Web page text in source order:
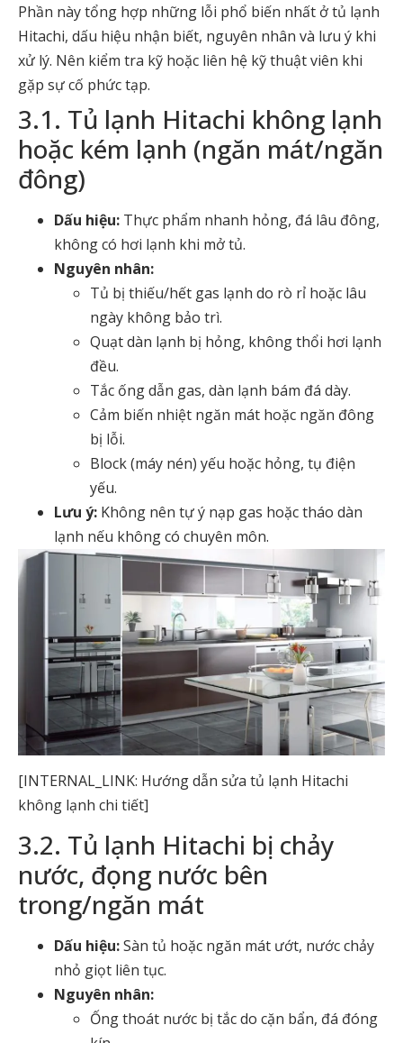
Phần này tổng hợp những lỗi phổ biến nhất ở tủ lạnh
Hitachi, dấu hiệu nhận biết, nguyên nhân và lưu ý khi
xử lý. Nên kiểm tra kỹ hoặc liên hệ kỹ thuật viên khi
gặp sự cố phức tạp.
3.1. Tủ lạnh Hitachi không lạnh
hoặc kém lạnh (ngăn mát/ngăn
đông)
Dấu hiệu: Thực phẩm nhanh hỏng, đá lâu đông,
không có hơi lạnh khi mở tủ.
Nguyên nhân:
Tủ bị thiếu/hết gas lạnh do rò rỉ hoặc lâu
ngày không bảo trì.
Quạt dàn lạnh bị hỏng, không thổi hơi lạnh
đều.
Tắc ống dẫn gas, dàn lạnh bám đá dày.
Cảm biến nhiệt ngăn mát hoặc ngăn đông
bị lỗi.
Block (máy nén) yếu hoặc hỏng, tụ điện
yếu.
Lưu ý: Không nên tự ý nạp gas hoặc tháo dàn
lạnh nếu không có chuyên môn.
[INTERNAL_LINK: Hướng dẫn sửa tủ lạnh Hitachi
không lạnh chi tiết]
3.2. Tủ lạnh Hitachi bị chảy
nước, đọng nước bên
trong/ngăn mát
Dấu hiệu:Sàn tủ hoặc ngăn mát ướt, nước chảy
nhỏ giọt liên tục.
Nguyên nhân:
Ống thoát nước bị tắc do cặn bẩn, đá đóng